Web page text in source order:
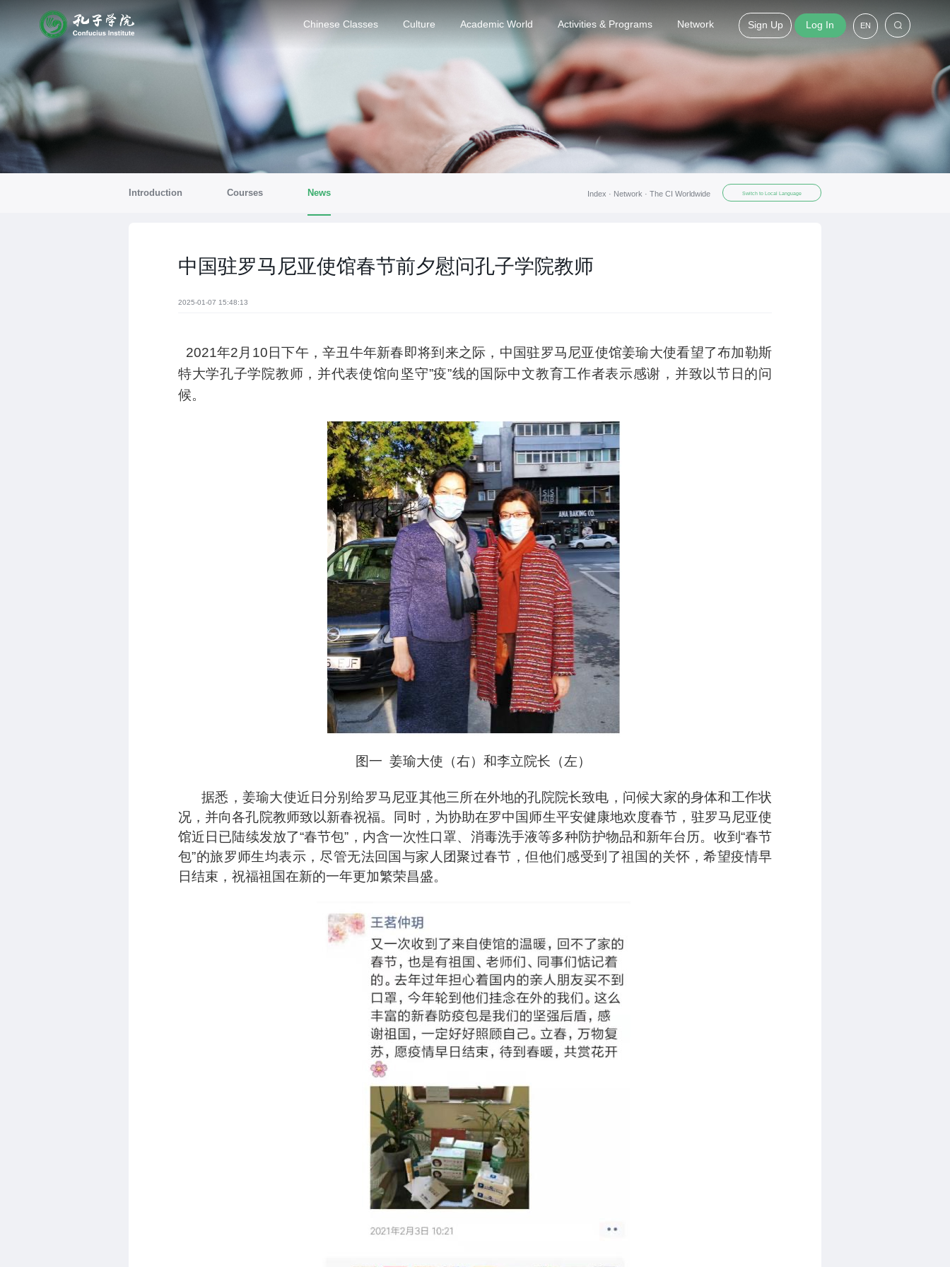
Chinese Classes Culture Academic World Activities & Programs Network Sign Up Log In EN
Introduction Courses News Index · Network ·The CI Worldwide Switch to Local Language
中国驻罗马尼亚使馆春节前夕慰问孔子学院教师
2025-01-07 15:48:13
2021年2月10日下午，辛丑牛年新春即将到来之际，中国驻罗马尼亚使馆姜瑜大使看望了布加勒斯
特大学孔子学院教师，并代表使馆向坚守”疫”线的国际中文教育工作者表示感谢，并致以节日的问
候。
图一 姜瑜大使（右）和李立院长（左）
据悉，姜瑜大使近日分别给罗马尼亚其他三所在外地的孔院院长致电，问候大家的身体和工作状
况，并向各孔院教师致以新春祝福。同时，为协助在罗中国师生平安健康地欢度春节，驻罗马尼亚使
馆近日已陆续发放了“春节包”，内含一次性口罩、消毒洗手液等多种防护物品和新年台历。收到“春节
包”的旅罗师生均表示，尽管无法回国与家人团聚过春节，但他们感受到了祖国的关怀，希望疫情早
日结束，祝福祖国在新的一年更加繁荣昌盛。